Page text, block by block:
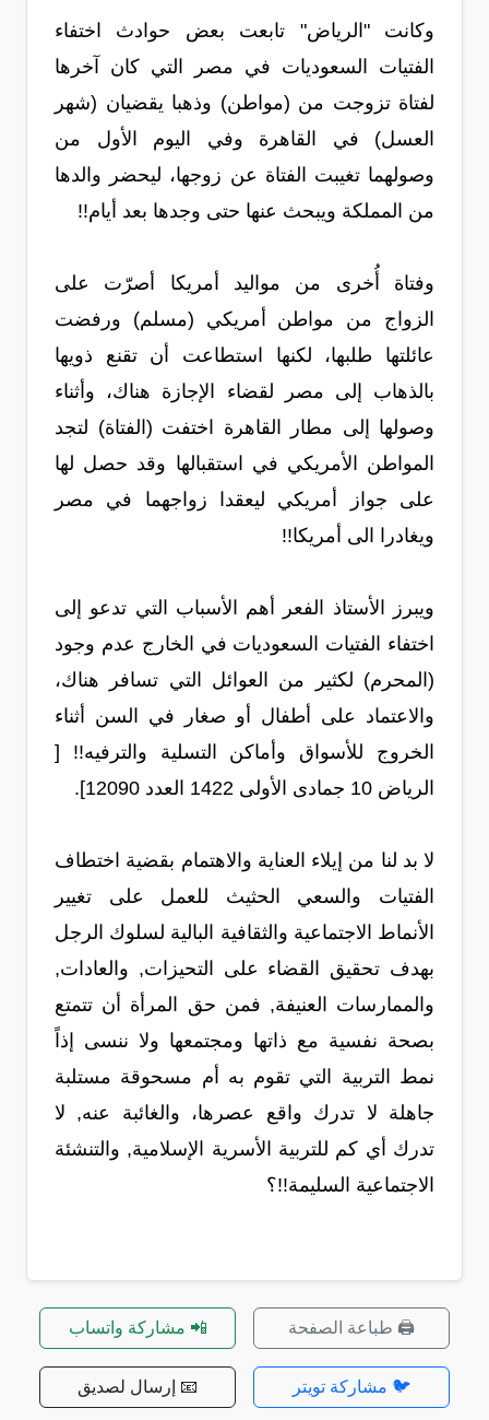
وكانت "الرياض" تابعت بعض حوادث اختفاء
الفتيات السعوديات في مصر التي كان آخرها
لفتاة تزوجت من (مواطن) وذهبا يقضيان (شهر
العسل) في القاهرة وفي اليوم الأول من
وصولهما تغيبت الفتاة عن زوجها، ليحضر والدها
من المملكة ويبحث عنها حتى وجدها بعد أيام!!
وفتاة أُخرى من مواليد أمريكا أصرّت على
الزواج من مواطن أمريكي (مسلم) ورفضت
عائلتها طلبها، لكنها استطاعت أن تقنع ذويها
بالذهاب إلى مصر لقضاء الإجازة هناك، وأثناء
وصولها إلى مطار القاهرة اختفت (الفتاة) لتجد
المواطن الأمريكي في استقبالها وقد حصل لها
على جواز أمريكي ليعقدا زواجهما في مصر
ويغادرا الى أمريكا!!
ويبرز الأستاذ الفعر أهم الأسباب التي تدعو إلى
اختفاء الفتيات السعوديات في الخارج عدم وجود
(المحرم) لكثير من العوائل التي تسافر هناك،
والاعتماد على أطفال أو صغار في السن أثناء
الخروج للأسواق وأماكن التسلية والترفيه!! [
الرياض 10 جمادى الأولى 1422 العدد 12090].
لا بد لنا من إيلاء العناية والاهتمام بقضية اختطاف
الفتيات والسعي الحثيث للعمل على تغيير
الأنماط الاجتماعية والثقافية البالية لسلوك الرجل
بهدف تحقيق القضاء على التحيزات, والعادات,
والممارسات العنيفة, فمن حق المرأة أن تتمتع
بصحة نفسية مع ذاتها ومجتمعها ولا ننسى إذاً
نمط التربية التي تقوم به أم مسحوقة مستلبة
جاهلة لا تدرك واقع عصرها، والغائبة عنه, لا
تدرك أي كم للتربية الأسرية الإسلامية, والتنشئة
الاجتماعية السليمة!!؟
🖨️ طباعة الصفحة 📲 مشاركة واتساب
🐦 مشاركة تويتر 📧 إرسال لصديق